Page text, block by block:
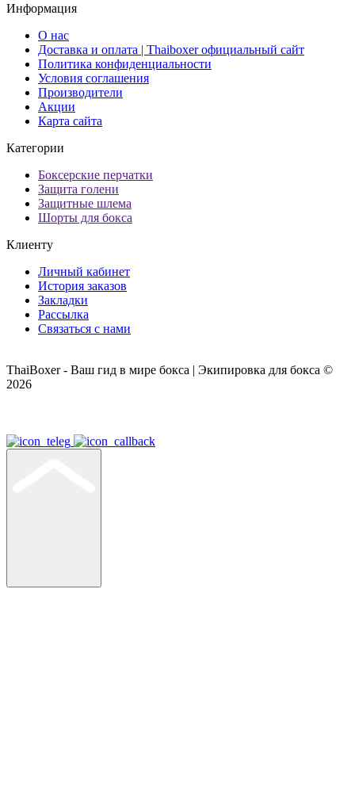
Информация
О нас
Доставка и оплата | Thaiboxer официальный сайт
Политика конфиденциальности
Условия соглашения
Производители
Акции
Карта сайта
Категории
Боксерские перчатки
Защита голени
Защитные шлема
Шорты для бокса
Клиенту
Личный кабинет
История заказов
Закладки
Рассылка
Связаться с нами
ThaiBoxer - Ваш гид в мире бокса | Экипировка для бокса ©
2026